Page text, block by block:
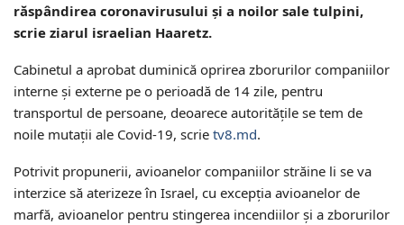
răspândirea coronavirusului și a noilor sale tulpini,
scrie ziarul israelian Haaretz.
Cabinetul a aprobat duminică oprirea zborurilor companiilor
interne și externe pe o perioadă de 14 zile, pentru
transportul de persoane, deoarece autoritățile se tem de
noile mutații ale Covid-19, scrie tv8.md.
Potrivit propunerii, avioanelor companiilor străine li se va
interzice să aterizeze în Israel, cu excepția avioanelor de
marfă, avioanelor pentru stingerea incendiilor și a zborurilor